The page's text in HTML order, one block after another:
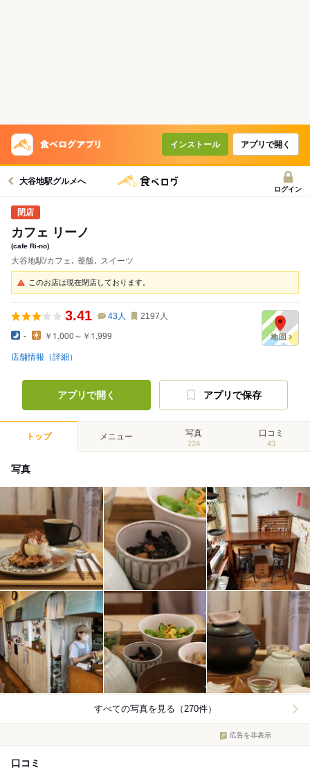
インストール アプリで開く
大谷地駅グルメへ
ログイン
カフェ リーノ
(cafe Ri-no)
大谷地駅/カフェ､ 釜飯､ スイーツ
このお店は現在閉店しております。
3.41 43人 2197 人
- ￥1,000～￥1,999
店舗情報（詳細）
アプリで開く アプリで保存
トップ メニュー 写真
224
口コミ
43
写真
すべての写真を見る（270件）
広告を非表示
口コミ